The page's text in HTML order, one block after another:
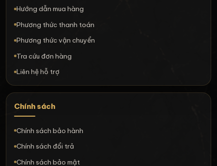
Hướng dẫn mua hàng
Phương thức thanh toán
Phương thức vận chuyển
Tra cứu đơn hàng
Liên hệ hỗ trợ
Chính sách
Chính sách bảo hành
Chính sách đổi trả
Chính sách bảo mật